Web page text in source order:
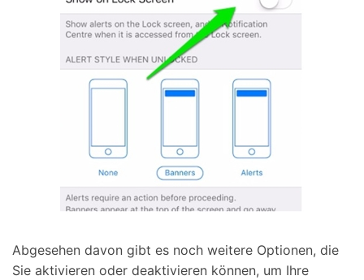
Abgesehen davon gibt es noch weitere Optionen, die
Sie aktivieren oder deaktivieren können, um Ihre